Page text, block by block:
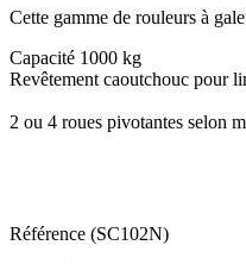
Cette gamme de rouleurs à
Capacité 1000 kg
Revêtement caoutchouc pour
2 ou 4 roues pivotantes selon
Référence (SC102N)